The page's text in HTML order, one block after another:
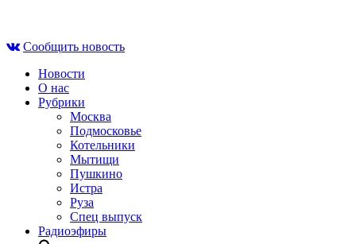
contentСообщить новость
Новости
О нас
Рубрики
Москва
Подмосковье
Котельники
Мытищи
Пушкино
Истра
Руза
Спец выпуск
Радиоэфиры